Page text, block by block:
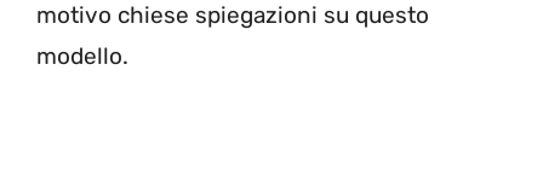
motivo chiese spiegazioni su questo
modello.